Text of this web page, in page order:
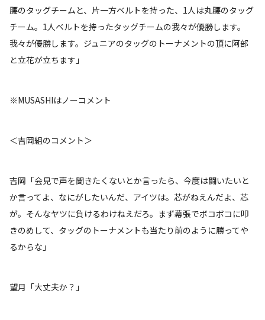
腰のタッグチームと、片一方ベルトを持った、1人は丸腰のタッグ
チーム。1人ベルトを持ったタッグチームの我々が優勝します。
我々が優勝します。ジュニアのタッグのトーナメントの頂に阿部
と立花が立ちます」
※MUSASHIはノーコメント
＜吉岡組のコメント＞
吉岡「会見で声を聞きたくないとか言ったら、今度は闘いたいと
か言ってよ、なにがしたいんだ、アイツは。芯がねえんだよ、芯
が。そんなヤツに負けるわけねえだろ。まず幕張でボコボコに叩
きのめして、タッグのトーナメントも当たり前のように勝ってや
るからな」
望月「大丈夫か？」